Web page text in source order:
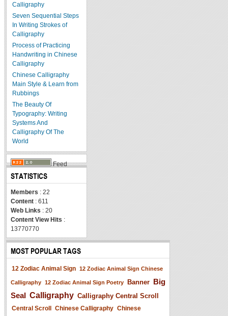
Calligraphy
Seven Sequential Steps
In Writing Strokes of
Calligraphy
Process of Practicing
Handwriting in Chinese
Calligraphy
Chinese Calligraphy
Main Style & Learn from
Rubbings
The Beauty Of
Typography: Writing
Systems And
Calligraphy Of The
World
Feed
STATISTICS
Members : 22
Content : 611
Web Links : 20
Content View Hits :
13770770
MOST POPULAR TAGS
12 Zodiac Animal Sign 12 Zodiac Animal Sign Chinese
Calligraphy 12 Zodiac Animal Sign Poetry Banner Big
Seal Calligraphy Calligraphy Central Scroll
Central Scroll Chinese Calligraphy Chinese